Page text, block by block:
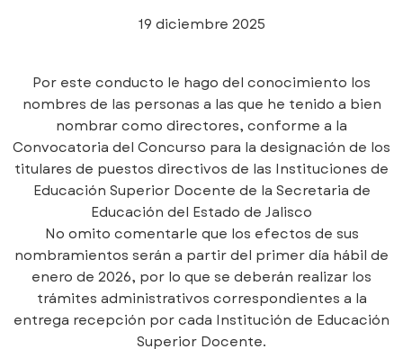
19 diciembre 2025
Por este conducto le hago del conocimiento los
nombres de las personas a las que he tenido a bien
nombrar como directores, conforme a la
Convocatoria del Concurso para la designación de los
titulares de puestos directivos de las Instituciones de
Educación Superior Docente de la Secretaria de
Educación del Estado de Jalisco
No omito comentarle que los efectos de sus
nombramientos serán a partir del primer día hábil de
enero de 2026, por lo que se deberán realizar los
trámites administrativos correspondientes a la
entrega recepción por cada Institución de Educación
Superior Docente.